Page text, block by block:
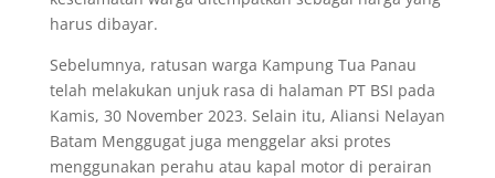
harus dibayar.
Sebelumnya, ratusan warga Kampung Tua Panau
telah melakukan unjuk rasa di halaman PT BSI pada
Kamis, 30 November 2023. Selain itu, Aliansi Nelayan
Batam Menggugat juga menggelar aksi protes
menggunakan perahu atau kapal motor di perairan